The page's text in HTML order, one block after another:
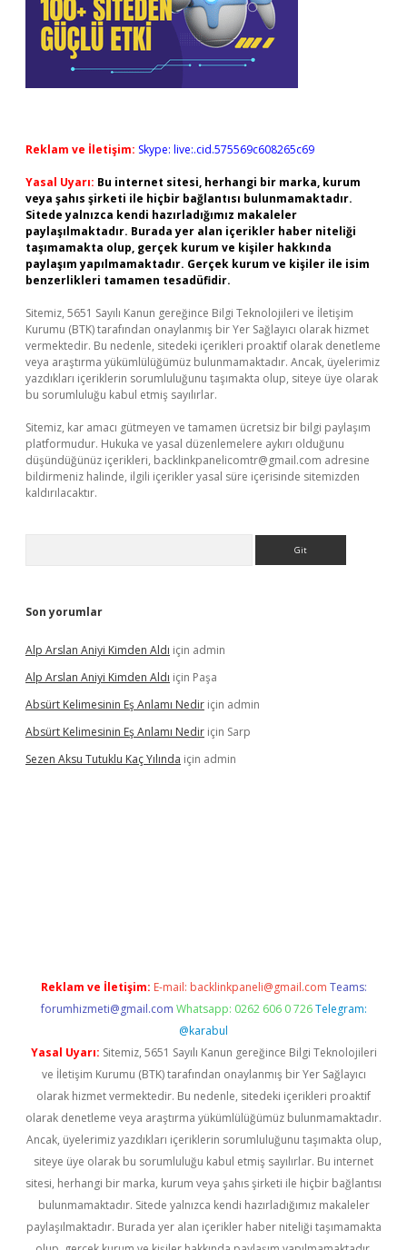
Reklam ve İletişim: Skype: live:.cid.575569c608265c69
Yasal Uyarı: Bu internet sitesi, herhangi bir marka, kurum
veya şahıs şirketi ile hiçbir bağlantısı bulunmamaktadır.
Sitede yalnızca kendi hazırladığımız makaleler
paylaşılmaktadır. Burada yer alan içerikler haber niteliği
taşımamakta olup, gerçek kurum ve kişiler hakkında
paylaşım yapılmamaktadır. Gerçek kurum ve kişiler ile isim
benzerlikleri tamamen tesadüfidir.
Sitemiz, 5651 Sayılı Kanun gereğince Bilgi Teknolojileri ve İletişim
Kurumu (BTK) tarafından onaylanmış bir Yer Sağlayıcı olarak hizmet
vermektedir. Bu nedenle, sitedeki içerikleri proaktif olarak denetleme
veya araştırma yükümlülüğümüz bulunmamaktadır. Ancak, üyelerimiz
yazdıkları içeriklerin sorumluluğunu taşımakta olup, siteye üye olarak
bu sorumluluğu kabul etmiş sayılırlar.
Sitemiz, kar amacı gütmeyen ve tamamen ücretsiz bir bilgi paylaşım
platformudur. Hukuka ve yasal düzenlemelere aykırı olduğunu
düşündüğünüz içerikleri, backlinkpanelicomtr@gmail.com adresine
bildirmeniz halinde, ilgili içerikler yasal süre içerisinde sitemizden
kaldırılacaktır.
Son yorumlar
Alp Arslan Aniyi Kimden Aldı için admin
Alp Arslan Aniyi Kimden Aldı için Paşa
Absürt Kelimesinin Eş Anlamı Nedir için admin
Absürt Kelimesinin Eş Anlamı Nedir için Sarp
Sezen Aksu Tutuklu Kaç Yılında için admin
Reklam ve İletişim: E-mail: backlinkpaneli@gmail.com Teams:
forumhizmeti@gmail.com Whatsapp: 0262 606 0 726 Telegram:
@karabul
Yasal Uyarı: Sitemiz, 5651 Sayılı Kanun gereğince Bilgi Teknolojileri
ve İletişim Kurumu (BTK) tarafından onaylanmış bir Yer Sağlayıcı
olarak hizmet vermektedir. Bu nedenle, sitedeki içerikleri proaktif
olarak denetleme veya araştırma yükümlülüğümüz bulunmamaktadır.
Ancak, üyelerimiz yazdıkları içeriklerin sorumluluğunu taşımakta olup,
siteye üye olarak bu sorumluluğu kabul etmiş sayılırlar. Bu internet
sitesi, herhangi bir marka, kurum veya şahıs şirketi ile hiçbir bağlantısı
bulunmamaktadır. Sitede yalnızca kendi hazırladığımız makaleler
paylaşılmaktadır. Burada yer alan içerikler haber niteliği taşımamakta